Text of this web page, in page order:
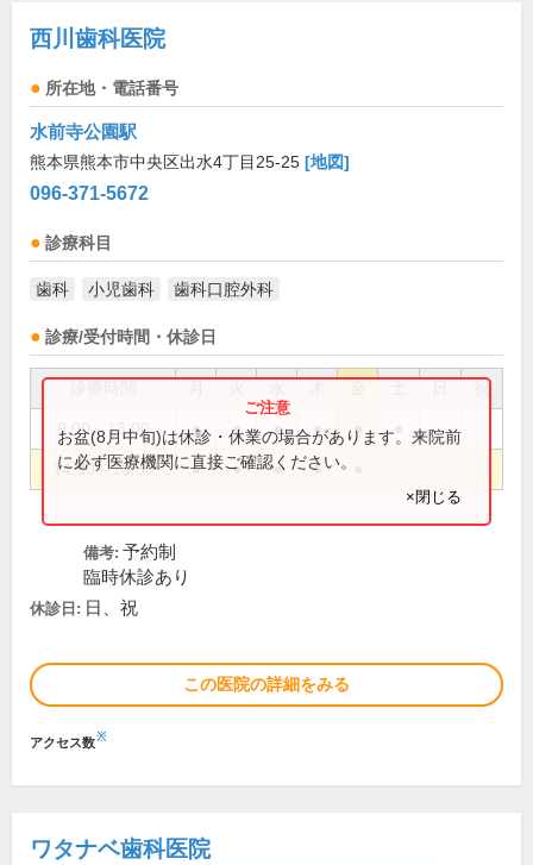
西川歯科医院
所在地・電話番号
水前寺公園駅
熊本県熊本市中央区出水4丁目25-25 [地図]
096-371-5672
診療科目
歯科 小児歯科 歯科口腔外科
診療/受付時間・休診日
祝
9:00～13:00 ● ● ● ● ●
14:30～18:30 ● ● ● ●
お盆(8月中旬)は休診・休業の場合があります。来院前
に必ず医療機関に直接ご確認ください。
×閉じる
備考: 予約制
臨時休診あり
休診日: 日、祝
この医院の詳細をみる
アクセス数※
ワタナベ歯科医院